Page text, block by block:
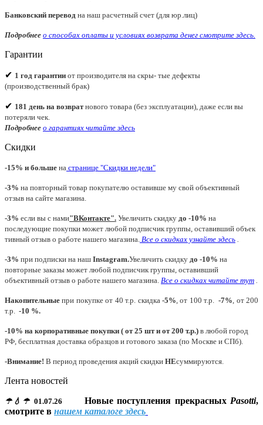
Банковский перевод на наш расчетный счет (для юр.лиц)
Подробнее о способах оплаты и условиях возврата денег смотрите здесь.
Гарантии
✔ 1 год гарантии от производителя на скры- тые дефекты
(производственный брак)
✔ 181 день на возвратнового товара (без эксплуатации), даже если вы
потеряли чек.
Подробнее о гарантиях читайте здесь
Скидки
-15% и больше на странице "Скидки недели"
-3% на повторный товар покупателю оставивше му свой объективный
отзыв на сайте магазина.
-3% если вы с нами"ВКонтакте". Увеличить скидку до -10% на
последующие покупки может любой подписчик группы, оставивший объек
тивный отзыв о работе нашего магазина. Все о скидках узнайте здесь
-3% при подписки на наш Instagram.Увеличить скидку до -10% на
повторные заказы может любой подписчик группы, оставивший
объективный отзыв о работе нашего магазина. Все о скидках читайте тут
Накопительные при покупке от 40 т.р. скидка -5% , от 100 т.р.-7% , от 200
т.р. -10 %.
-10% на корпоративные покупки ( от 25 шт и от 200 т.р.) в любой город
РФ, бесплатная доставка образцов и готового заказа (по Москве и СПб).
-Внимание! В период проведения акций скидки НЕсуммируются.
Лента новостей
☂💧☂ 01.07.26 Новые поступления прекрасных Pasotti,
смотрите в нашем каталоге здесь